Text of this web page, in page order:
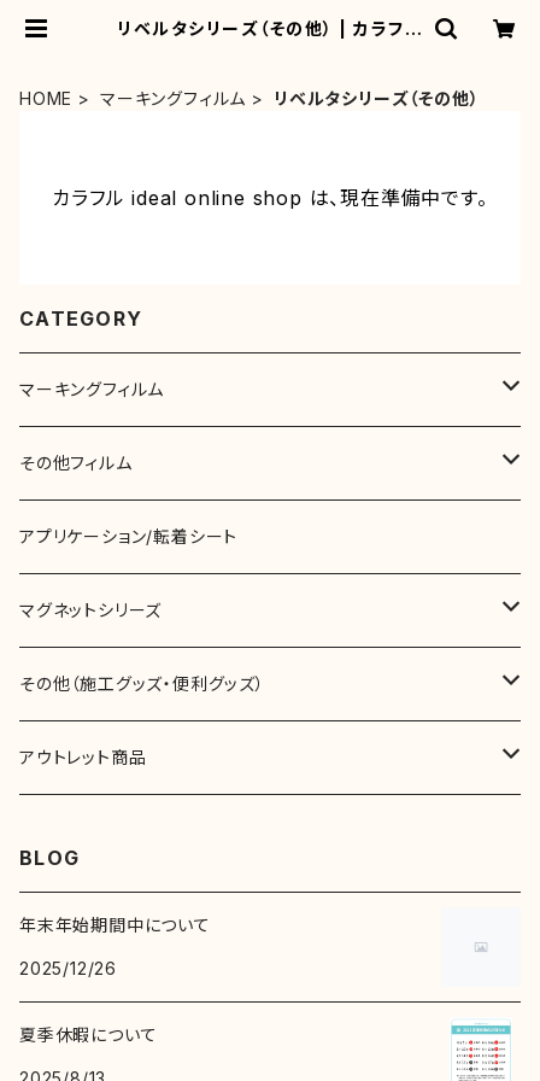
リベルタシリーズ（その他） | カラフル
HOME マーキングフィルム リベルタシリーズ（その他）
カラフル ideal online shop は、現在準備中です。
CATEGORY
マーキングフィルム
リベルタカラーリングシート（一般色）
切売
ロール
リベルタブライト（透明･半透明色)
切売
ロール
リベルタシリーズ（その他）
切売
ロール
ニチエカル00シリーズ（屋内用）
切売
リベルタシリーズ（その他）
リベルタカラーリングシート（透明･半透明色)
リベルタカラーリングシート（透明･半透明色)
リベルタシリーズ（その他）
その他フィルム
ガラス用装飾フィルム
切売
ロール
スチールボードフィルム
ラッピングフィルム
アプリケーション/転着シート
マグネットシリーズ
マグネットテープ
マグネットシート
その他（施工グッズ・便利グッズ）
両面テープ
アウトレット商品
その他
BLOG
年末年始期間中について
2025/12/26
夏季休暇について